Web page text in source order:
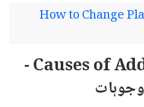
How to Change
Causes of Addison's Disease -